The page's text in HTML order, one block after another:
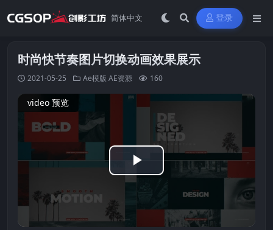
登录
时尚快节奏图片切换动画效果展示
2021-05-25 Ae模版 AE资源 160
video 预览
Play
Video